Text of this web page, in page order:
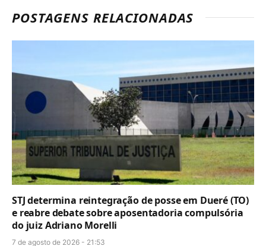
POSTAGENS RELACIONADAS
STJ determina reintegração de posse em Dueré (TO)
e reabre debate sobre aposentadoria compulsória
do juiz Adriano Morelli
7 de agosto de 2026 - 21:53